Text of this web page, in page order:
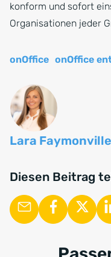
konform und sofort
Organisationen jeder
onOffice onOffice
Lara Faymonville
Diesen Beitrag